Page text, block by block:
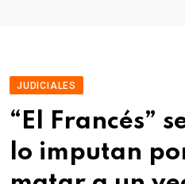
JUDICIALES
“El Francés”
lo imputan